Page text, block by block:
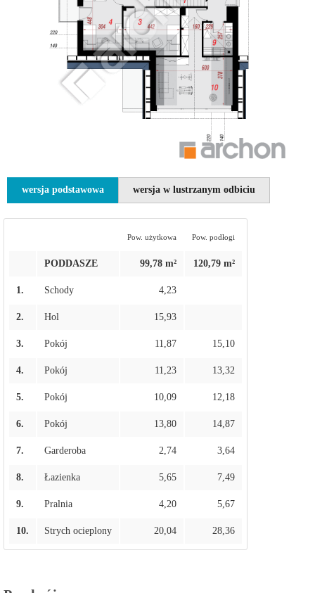
wersja podstawowa wersja w lustrzanym odbiciu
Pow. użytkowa Pow. podłogi
PODDASZE 99,78 m² 120,79 m²
1. Schody 4,23
2. Hol 15,93
3. Pokój 11,87 15,10
4. Pokój 11,23 13,32
5. Pokój 10,09 12,18
6. Pokój 13,80 14,87
7. Garderoba 2,74 3,64
8. Łazienka 5,65 7,49
9. Pralnia 4,20 5,67
10. Strych ocieplony 20,04 28,36